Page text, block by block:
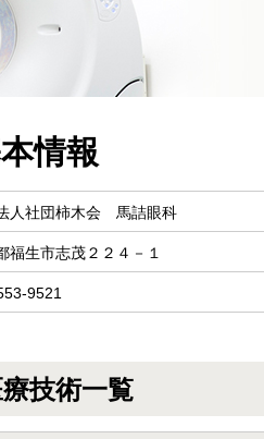
情報
人社団柿木会 馬詰眼科
福生市志茂２２４－１
9521
技術一覧